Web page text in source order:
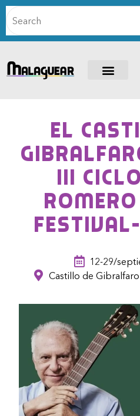
El
III ciclo
12-29/
Castillo de Gibralfaro